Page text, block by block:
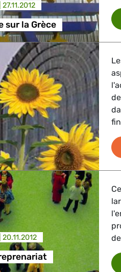
27.11.2012
sur la Grèce
20.11.2012